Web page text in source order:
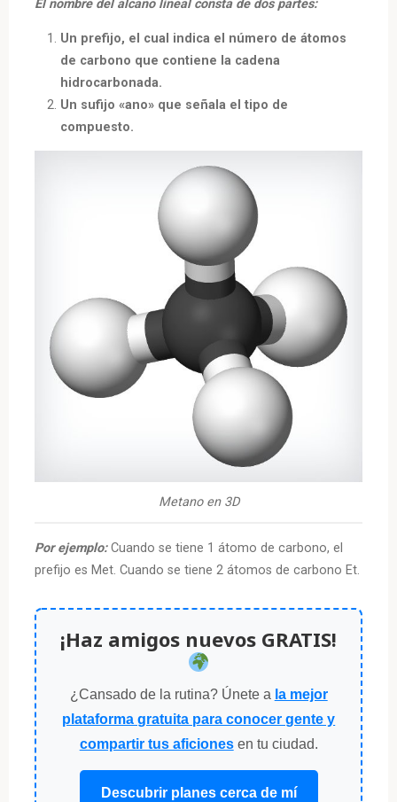
El nombre del alcano lineal consta de dos partes:
Un prefijo, el cual indica el número de átomos
de carbono que contiene la cadena
hidrocarbonada.
Un sufijo «ano» que señala el tipo de
compuesto.
Metano en 3D
Por ejemplo:Cuando se tiene 1 átomo de carbono, el
prefijo es Met. Cuando se tiene 2 átomos de carbono Et.
¡Haz amigos nuevos GRATIS!
¿Cansado de la rutina? Únete a la mejor
plataforma gratuita para conocer gente y
compartir tus aficionesen tu ciudad.
Descubrir planes cerca de mí